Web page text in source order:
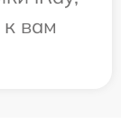
вам